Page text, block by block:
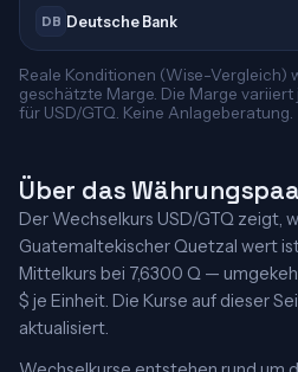
DB Deutsche Bank
Reale Konditionen (Wise-Vergleich)
geschätzte Marge. Die Marge
für USD/GTQ. Keine Anlageberatung.
Über das
Der Wechselkurs USD/GTQ zeigt,
Guatemaltekischer Quetzal wert
Mittelkurs bei 7,6300 Q —
$ je Einheit. Die Kurse auf dieser
aktualisiert.